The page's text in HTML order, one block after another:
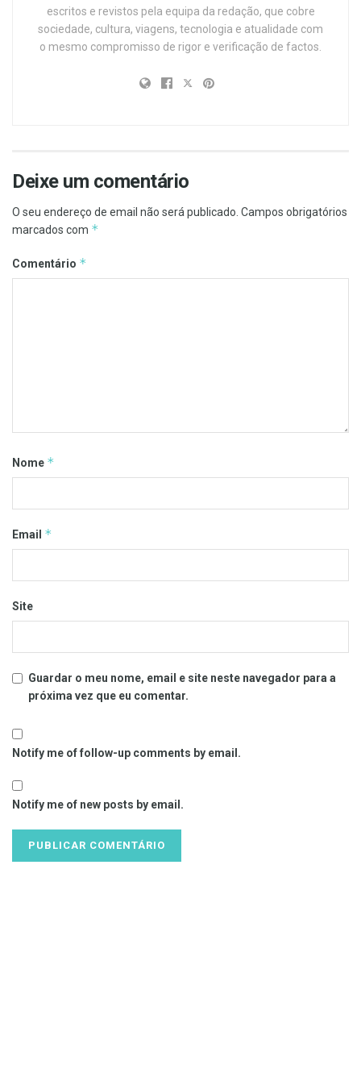
escritos e revistos pela equipa da redação, que cobre
sociedade, cultura, viagens, tecnologia e atualidade com
o mesmo compromisso de rigor e verificação de factos.
Deixe um comentário
O seu endereço de email não será publicado. Campos obrigatórios
marcados com *
Comentário *
Nome *
Email *
Site
Guardar o meu nome, email e site neste navegador para a
próxima vez que eu comentar.
Notify me of follow-up comments by email.
Notify me of new posts by email.